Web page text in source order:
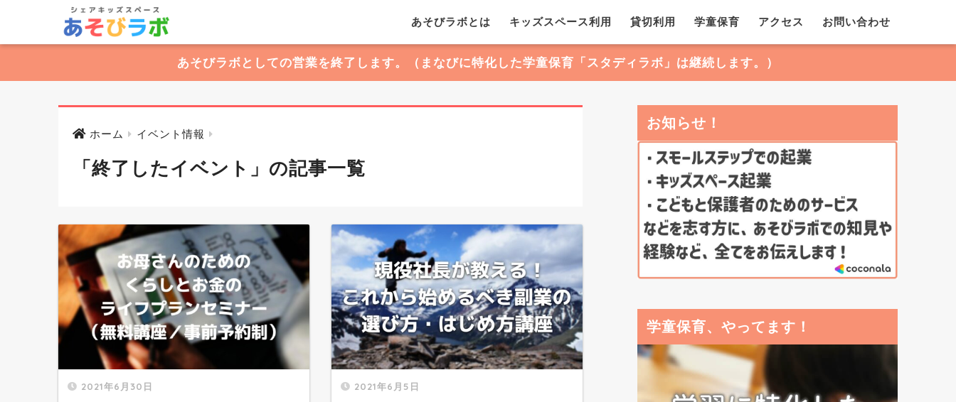
あそびラボとは キッズスペース利用 貸切利用 学童保育 アクセス お問い合わせ
あそびラボとしての営業を終了します。（まなびに特化した学童保育「スタディラボ」は継続します。）
ホーム イベント情報
「終了したイベント」の記事一覧
2021年6月30日 2021年6月5日
お知らせ！
学童保育、やってます！